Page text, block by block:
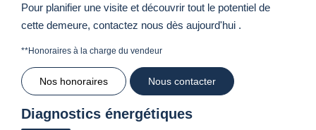
Pour planifier une visite et découvrir tout le potentiel de
cette demeure, contactez nous dès aujourd'hui .
**Honoraires à la charge du vendeur
Nos honoraires Nous contacter
Diagnostics énergétiques